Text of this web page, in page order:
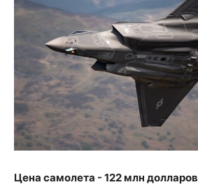
Цена самолета - 122 млн долларов